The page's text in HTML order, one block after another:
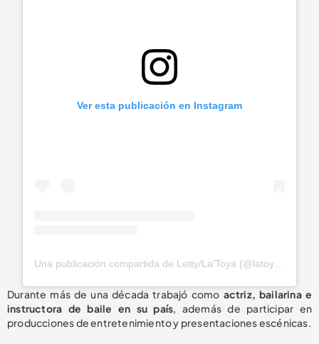
Ver esta publicación en Instagram
Durante más de una década trabajó como actriz, bailarina e
instructora de baile en su país, además de participar en
producciones de entretenimiento y presentaciones escénicas.